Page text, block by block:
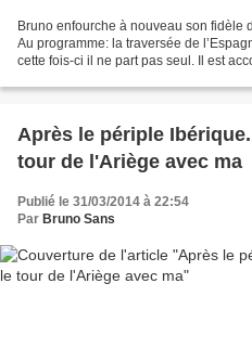
Bruno enfourche à nouveau son fidèle
Au programme: la traversée de
cette fois-ci il ne part pas seul. Il est
Après le périple
tour de l'Ariège avec ma
Publié le 31/03/2014 à 22:54
Par Bruno Sans